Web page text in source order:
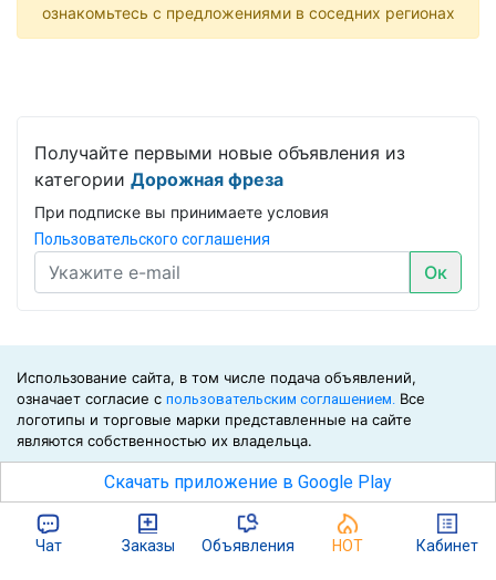
ознакомьтесь с предложениями в соседних регионах
Получайте первыми новые объявления из
категории Дорожная фреза
При подписке вы принимаете условия
Пользовательского соглашения
Ок
Использование сайта, в том числе подача объявлений,
означает согласие с пользовательским соглашением. Все
логотипы и торговые марки представленные на сайте
являются собственностью их владельца.
©2026Биржа СНГ
Скачать приложение в Google Play
Чат Заказы Объявления HOT Кабинет